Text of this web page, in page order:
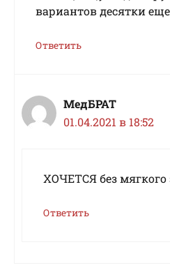
вариантов десятки
Ответить
МедБРАТ
01.04.2021 в 18:52
XOЧETCЯ без мягкого
Ответить